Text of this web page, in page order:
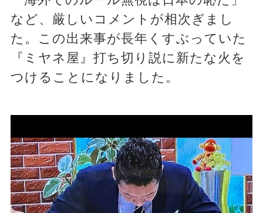
など、厳しいコメントが相次ぎまし
た。この出来事が長年くすぶっていた
『ミヤネ屋』打ち切り説に新たな火を
つけることになりました。